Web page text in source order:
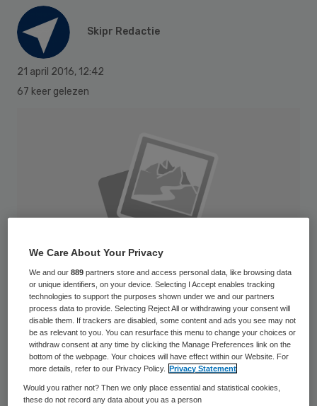
Skipr Redactie
21 april 2016, 12:42
67 keer gelezen
AppleMark
De belangrijkste gezondheidsoorzaak voor
werknemers om vervroegd met pensioen te
We Care About Your Privacy
We and our889 partners store and access personal data, like browsing data
or unique identifiers, on your device. Selecting I Accept enables tracking
technologies to support the purposes shown under we and our partners
process data to provide. Selecting Reject All or withdrawing your consent will
disable them. If trackers are disabled, some content and ads you see may not
be as relevant to you. You can resurface this menu to change your choices or
withdraw consent at any time by clicking the Manage Preferences link on the
bottom of the webpage. Your choices will have effect within our Website. For
more details, refer to our Privacy Policy.
Privacy Statement
Would you rather not? Then we only place essential and statistical cookies,
these do not record any data about you as a person